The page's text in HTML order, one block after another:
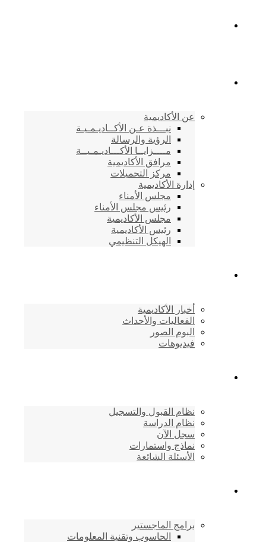
الرئيسية
الأكاديمية اليمنية
عن الأكاديمية
نبـــذة عـن الأكــاديـمـيـة
الرؤية والرسالة
مــــزايــا الأكـــاديـمـيــة
مرافق الأكاديمية
مركز التحميلات
إدارة الأكاديمية
مجلس الأمناء
رئيس مجلس الأمناء
مجلس الأكاديمية
رئيس الأكاديمية
الهيكل التنظيمي
المركز الإعلامي
أخبار الأكاديمية
الفعاليات والأحداث
البوم الصور
فيديوهات
القبول والتسجيل
نظام القبول والتسجيل
نظام الدراسة
سجل الآن
نماذج واستمارات
الأسئلة الشائعة
برامج الأكاديمية
برامج الماجستير
الحاسوب وتقنية المعلومات